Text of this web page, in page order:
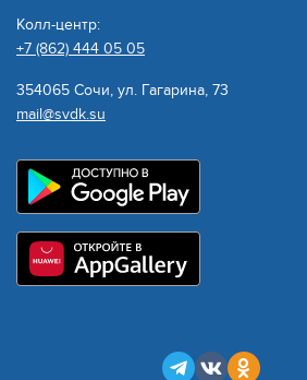
Колл-центр:
+7 (862) 444 05 05
354065 Сочи, ул. Гагарина, 73
mail@svdk.su